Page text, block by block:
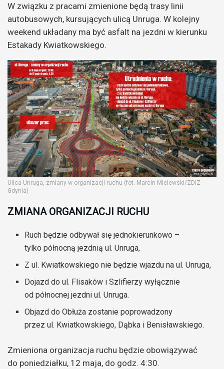
W związku z pracami zmienione będą trasy linii
autobusowych, kursujących ulicą Unruga. W kolejny
weekend układany ma być asfalt na jezdni w kierunku
Estakady Kwiatkowskiego.
Ulica Unruga, zmiany w organizacji ruchu (fot. Marcin Mielewski/ZDIZ
Gdynia)
ZMIANA ORGANIZACJI RUCHU
Ruch będzie odbywał się jednokierunkowo –
tylko północną jezdnią ul. Unruga,
Z ul. Kwiatkowskiego nie będzie wjazdu na ul. Unruga,
Dojazd do ul. Flisaków i Szlifierzy wyłącznie
od północnej jezdni ul. Unruga.
Objazd do Obłuża zostanie poprowadzony
przez ul. Kwiatkowskiego, Dąbka i Benisławskiego.
Zmieniona organizacja ruchu będzie obowiązywać
do poniedziałku, 12 maja, do godz. 4:30.